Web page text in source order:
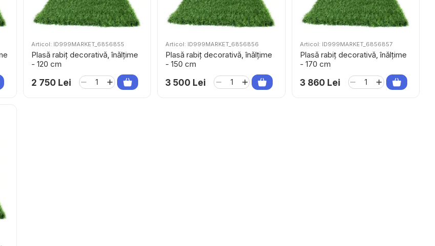
Articol: ID999MARKET_6856855
Plasă rabiț decorativă, înălțime
- 120 cm
2 750 Lei
Articol: ID999MARKET_6856856
Plasă rabiț decorativă, înălțime
- 150 cm
3 500 Lei
Articol: ID999MARKET_6856857
Plasă rabiț decorativă, înălțime
- 170 cm
3 860 Lei